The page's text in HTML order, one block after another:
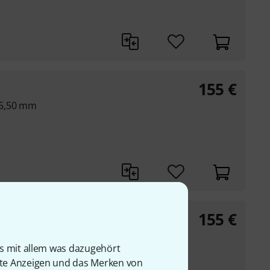
mit allem was dazugehört
Anzeigen und das Merken von
mm
155 €
155 €